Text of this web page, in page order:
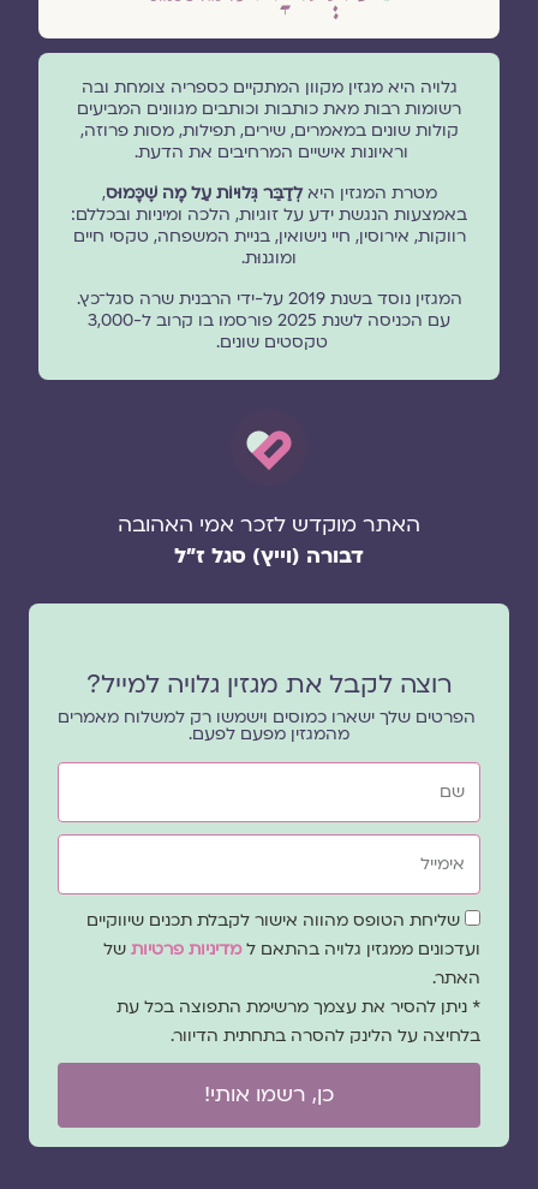
גלויה היא מגזין מקוון המתקיים כספריה צומחת ובה
רשומות רבות מאת כותבות וכותבים מגוונים המביעים
קולות שונים במאמרים, שירים, תפילות, מסות פרוזה,
וראיונות אישיים המרחיבים את הדעת.
מטרת המגזין היאלְדַבֵּר גְּלוּיוֹת עַל מָה שֶׁכָּמוּס,
באמצעות הנגשת ידע על זוגיות, הלכה ומיניות ובכללם:
רווקות, אירוסין, חיי נישואין, בניית המשפחה, טקסי חיים
ומוגנוּת.
המגזין נוסד בשנת 2019 על-ידי הרבנית שרה סגל־כץ.
עם הכניסה לשנת 2025 פורסמו בו קרוב ל-3,000
טקסטים שונים.
האתר מוקדש לזכר אמי האהובה
דבורה (וייץ) סגל ז"ל
רוצה לקבל את מגזין גלויה למייל?
הפרטים שלך ישארו כמוסים וישמשו רק למשלוח מאמרים
מהמגזין מפעם לפעם.
שם
אימייל
שדהשליחת הטופס מהווה אישור לקבלת תכנים שיווקיים
ועדכונים ממגזין גלויה בהתאם למדיניות פרטיות של
האתר.
* ניתן להסיר את עצמך מרשימת התפוצה בכל עת
בלחיצה על הלינק להסרה בתחתית הדיוור.
כן, רשמו אותי!